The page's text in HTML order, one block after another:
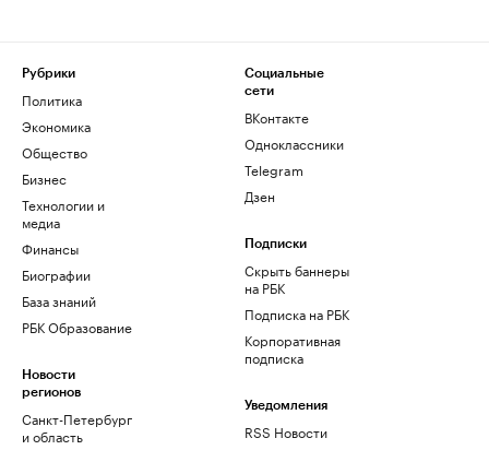
Рубрики
Политика
Экономика
Общество
Бизнес
Технологии и
медиа
Финансы
Биографии
База знаний
РБК Образование
Новости
регионов
Санкт-Петербург
и область
Социальные
сети
ВКонтакте
Одноклассники
Telegram
Дзен
Подписки
Скрыть баннеры
на РБК
Подписка на РБК
Корпоративная
подписка
Уведомления
RSS Новости